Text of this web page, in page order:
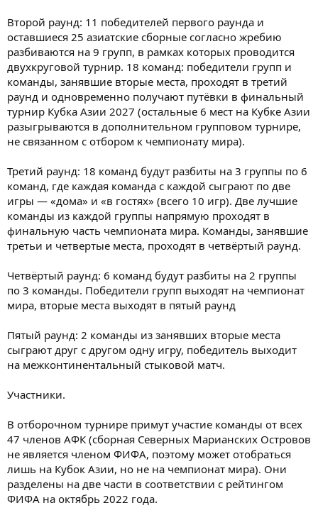
Второй раунд: 11 победителей первого раунда и
оставшиеся 25 азиатские сборные согласно жребию
разбиваются на 9 групп, в рамках которых проводится
двухкруговой турнир. 18 команд: победители групп и
команды, занявшие вторые места, проходят в третий
раунд и одновременно получают путёвки в финальный
турнир Кубка Азии 2027 (остальные 6 мест на Кубке Азии
разыгрываются в дополнительном групповом турнире,
не связанном с отбором к чемпионату мира).
Третий раунд: 18 команд будут разбиты на 3 группы по 6
команд, где каждая команда с каждой сыграют по две
игры — «дома» и «в гостях» (всего 10 игр). Две лучшие
команды из каждой группы напрямую проходят в
финальную часть чемпионата мира. Команды, занявшие
третьи и четвертые места, проходят в четвёртый раунд.
Четвёртый раунд: 6 команд будут разбиты на 2 группы
по 3 команды. Победители групп выходят на чемпионат
мира, вторые места выходят в пятый раунд
Пятый раунд: 2 команды из занявших вторые места
сыграют друг с другом одну игру, победитель выходит
на межконтинентальный стыковой матч.
Участники.
В отборочном турнире примут участие команды от всех
47 членов АФК (сборная Северных Марианских Островов
не является членом ФИФА, поэтому может отобраться
лишь на Кубок Азии, но не на чемпионат мира). Они
разделены на две части в соответствии с рейтингом
ФИФА на октябрь 2022 года.